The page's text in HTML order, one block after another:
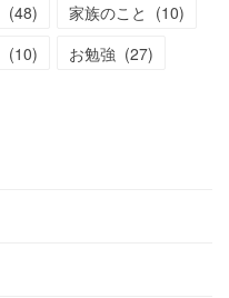
(48) 家族のこと (10)
(10) お勉強 (27)